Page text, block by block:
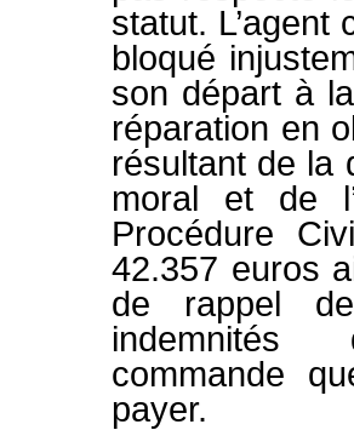
statut. L’agent
bloqué
son départ à
réparation en
résultant de la
moral et de
Procédure
42.357 euros
de rappel
commande
payer.